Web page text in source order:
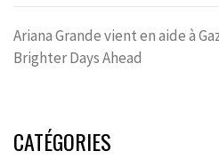
Ariana Grande vient en aide à
Brighter Days Ahead
CATÉGORIES